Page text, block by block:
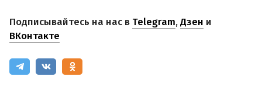
Подписывайтесь на нас в Telegram,Дзен и
ВКонтакте